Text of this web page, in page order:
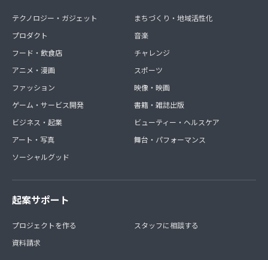
テクノロジー・ガジェット
プロダクト
フード・飲食店
アニメ・漫画
ファッション
ゲーム・サービス開発
ビジネス・起業
アート・写真
ソーシャルグッド
まちづくり・地域活性化
音楽
チャレンジ
スポーツ
映像・映画
書籍・雑誌出版
ビューティー・ヘルスケア
舞台・パフォーマンス
起案サポート
プロジェクトを作る
資料請求
スタッフに相談する